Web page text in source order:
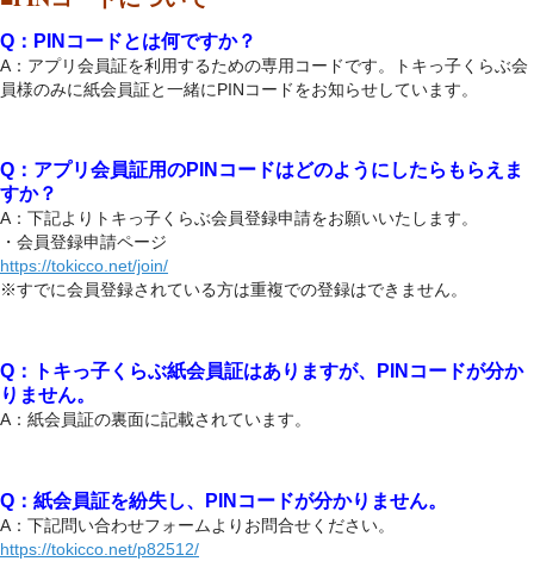
Q：PINコードとは何ですか？
A：アプリ会員証を利用するための専用コードです。トキっ子くらぶ会
員様のみに紙会員証と一緒にPINコードをお知らせしています。
Q：アプリ会員証用のPINコードはどのようにしたらもらえま
すか？
A：下記よりトキっ子くらぶ会員登録申請をお願いいたします。
・会員登録申請ページ
https://tokicco.net/join/
※すでに会員登録されている方は重複での登録はできません。
Q：トキっ子くらぶ紙会員証はありますが、PINコードが分か
りません。
A：紙会員証の裏面に記載されています。
Q：紙会員証を紛失し、PINコードが分かりません。
A：下記問い合わせフォームよりお問合せください。
https://tokicco.net/p82512/